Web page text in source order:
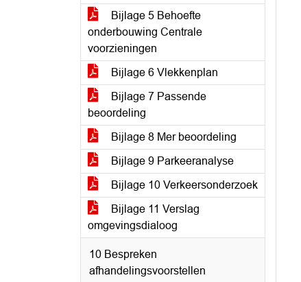
Bijlage 5 Behoefte
onderbouwing Centrale
voorzieningen
Bijlage 6 Vlekkenplan
Bijlage 7 Passende
beoordeling
Bijlage 8 Mer beoordeling
Bijlage 9 Parkeeranalyse
Bijlage 10 Verkeersonderzoek
Bijlage 11 Verslag
omgevingsdialoog
10 Bespreken
afhandelingsvoorstellen